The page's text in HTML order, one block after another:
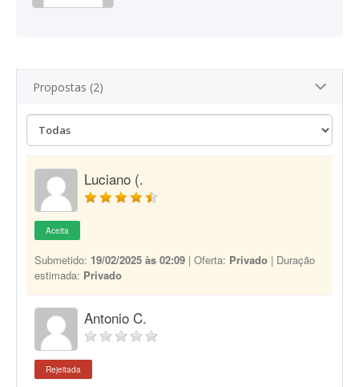
Propostas (2)
Luciano (.
Aceita
Submetido: 19/02/2025 às 02:09 | Oferta: Privado | Duração
estimada: Privado
Antonio C.
Rejeitada